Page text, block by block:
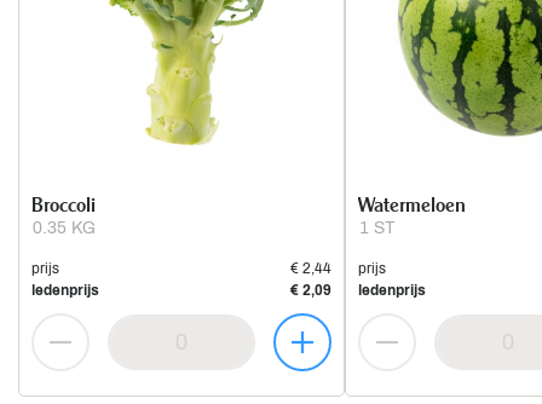
0.35 KG
Broccoli
prijs
€ 2,44
ledenprijs
€ 2,09
1 ST
Watermeloen
prijs
ledenprijs